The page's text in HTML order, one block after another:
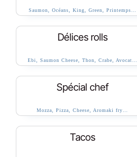
Saumon, Océans, King, Green, Printemps…
Délices rolls
Ebi, Saumon Cheese, Thon, Crabe, Avocat…
Spécial chef
Mozza, Pizza, Cheese, Aromaki fry…
Tacos